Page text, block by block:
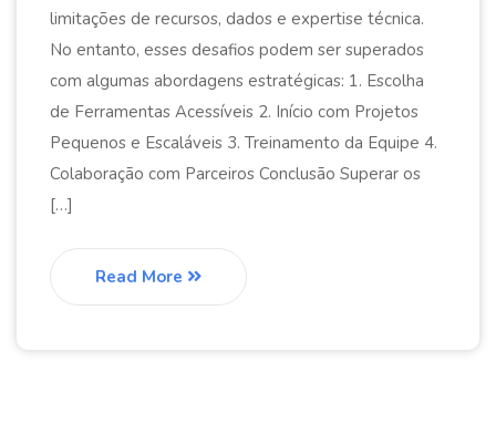
limitações de recursos, dados e expertise técnica.
No entanto, esses desafios podem ser superados
com algumas abordagens estratégicas: 1. Escolha
de Ferramentas Acessíveis 2. Início com Projetos
Pequenos e Escaláveis 3. Treinamento da Equipe 4.
Colaboração com Parceiros Conclusão Superar os
[…]
Read More